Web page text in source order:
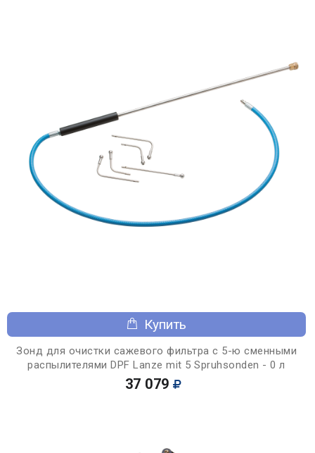
Купить
Зонд для очистки сажевого фильтра с 5-ю сменными
распылителями DPF Lanze mit 5 Spruhsonden - 0 л
37 079